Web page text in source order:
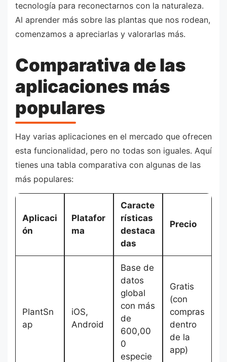
tecnología para reconectarnos con la naturaleza.
Al aprender más sobre las plantas que nos rodean,
comenzamos a apreciarlas y valorarlas más.
Comparativa de las
aplicaciones más
populares
Hay varias aplicaciones en el mercado que ofrecen
esta funcionalidad, pero no todas son iguales. Aquí
tienes una tabla comparativa con algunas de las
más populares:
Aplicaci
ón
Platafor
ma
Caracte
rísticas
destaca
das
Precio
PlantSn
ap
iOS,
Android
Base de
datos
global
con más
de
600,00
0
especie
Gratis
(con
compras
dentro
de la
app)